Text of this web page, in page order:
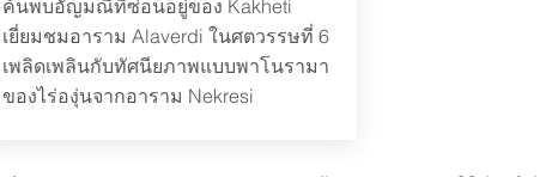
ค้นพบอัญมณีที่ซ่อนอยู่ของ Kakheti
เยี่ยมชมอาราม Alaverdi ในศตวรรษที่ 6
เพลิดเพลินกับทัศนียภาพแบบพาโนรามา
ของไร่องุ่นจากอาราม Nekresi